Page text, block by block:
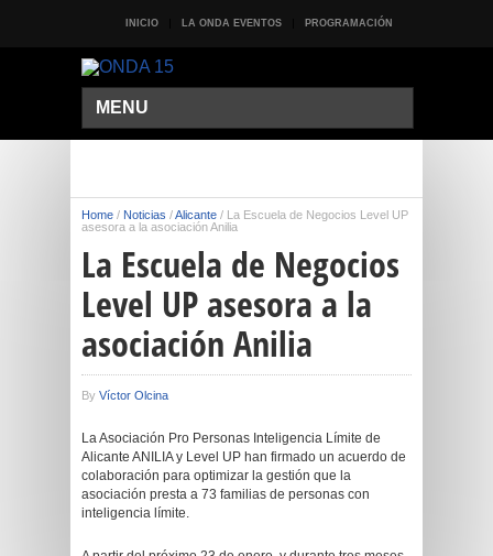
INICIO LA ONDA EVENTOS PROGRAMACIÓN
MENU
Home / Noticias /Alicante / La Escuela de Negocios Level UP
asesora a la asociación Anilia
La Escuela de Negocios
Level UP asesora a la
asociación Anilia
By Víctor Olcina
La Asociación Pro Personas Inteligencia Límite de
Alicante ANILIA y Level UP han firmado un acuerdo de
colaboración para optimizar la gestión que la
asociación presta a 73 familias de personas con
inteligencia límite.